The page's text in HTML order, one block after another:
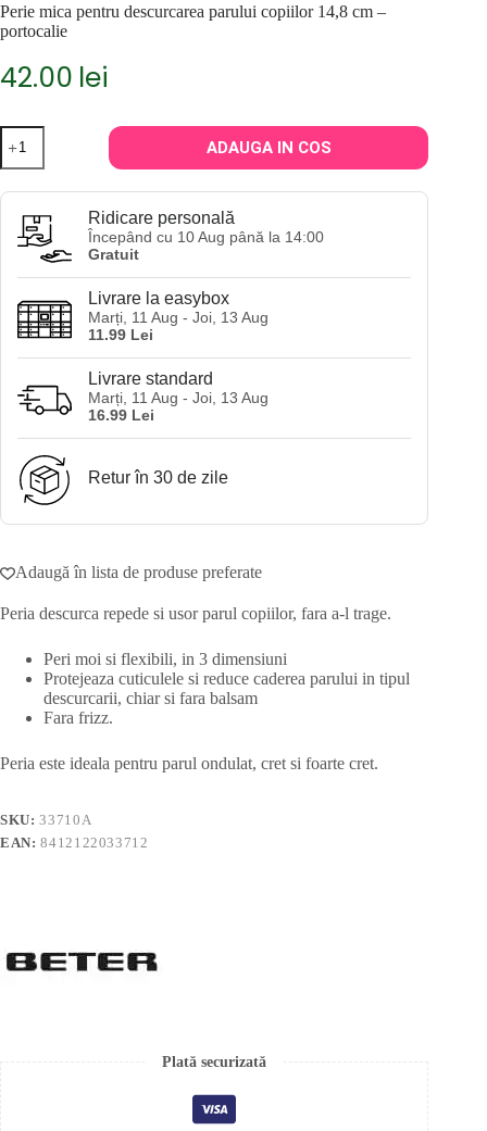
Perie mica pentru descurcarea parului copiilor 14,8 cm –
portocalie
42.00 lei
Cantitate
Perie
mica
pentru
parului
copiilor
cm
portocalie
ADAUGA IN COS
Ridicare personală
Începând cu 10 Aug până la 14:00
Gratuit
Livrare la easybox
Marți, 11 Aug - Joi, 13 Aug
11.99 Lei
Livrare standard
Marți, 11 Aug - Joi, 13 Aug
16.99 Lei
Retur în 30 de zile
Adaugă în lista de produse preferate
Peria descurca repede si usor parul copiilor, fara a-l trage.
Peri moi si flexibili, in 3 dimensiuni
Protejeaza cuticulele si reduce caderea parului in tipul
descurcarii, chiar si fara balsam
Fara frizz.
Peria este ideala pentru parul ondulat, cret si foarte cret.
SKU:33710A
EAN:8412122033712
Plată securizată